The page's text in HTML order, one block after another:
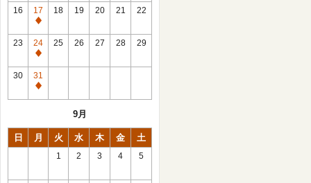
館
日
16
17
休
館
日
18 19 20 21 22
23
24
休
館
日
25 26 27 28 29
30
31
休
9月
日 月 火 水 木 金 土
1 2 3 4 5